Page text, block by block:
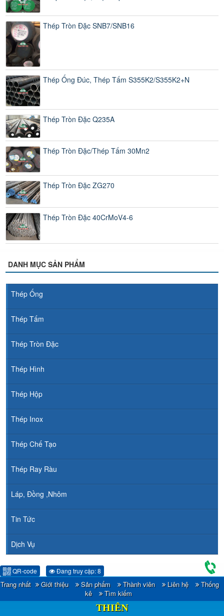
Thép Tròn Đặc SNB7/SNB16
Thép Ống Đúc, Thép Tấm S355K2/S355K2+N
Thép Tròn Đặc Q235A
Thép Tròn Đặc/Thép Tấm 30Mn2
Thép Tròn Đặc ZG270
Thép Tròn Đặc 40CrMoV4-6
DANH MỤC SẢN PHẨM
Thép Ống
Thép Tấm
Thép Tròn Đặc
Thép Hình
Thép Hộp
Thép Inox
Thép Chế Tạo
Thép Ray Ràu
Láp, Đồng ,Nhôm
Tin Tức
Dịch Vụ
QR-code Đang truy cập: 8
Trang nhất Giới thiệu Sản phẩm Thành viên Liên hệ
Thống
kê
Tìm kiếm
CÔNG TY TNHH ĐẦU TƯ TM - XNK HOÀNG
THIÊN